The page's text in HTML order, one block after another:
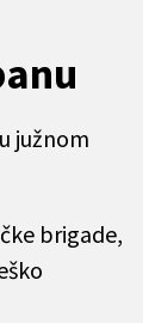
južnom
brigade,